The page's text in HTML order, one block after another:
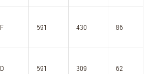
F 591 430 86
D 591 309 62